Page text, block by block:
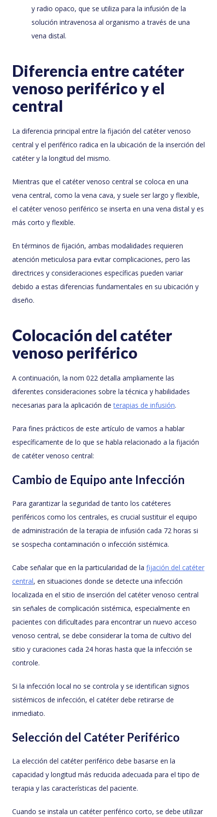
y radio opaco, que se utiliza para la infusión de la
solución intravenosa al organismo a través de una
vena distal.
Diferencia entre catéter
venoso periférico y el
central
La diferencia principal entre la fijación del catéter venoso
central y el periférico radica en la ubicación de la inserción del
catéter y la longitud del mismo.
Mientras que el catéter venoso central se coloca en una
vena central, como la vena cava, y suele ser largo y flexible,
el catéter venoso periférico se inserta en una vena distal y es
más corto y flexible.
En términos de fijación, ambas modalidades requieren
atención meticulosa para evitar complicaciones, pero las
directrices y consideraciones específicas pueden variar
debido a estas diferencias fundamentales en su ubicación y
diseño.
Colocación del catéter
venoso periférico
A continuación, la nom 022 detalla ampliamente las
diferentes consideraciones sobre la técnica y habilidades
necesarias para la aplicación deterapias de infusión.
Para fines prácticos de este artículo de vamos a hablar
específicamente de lo que se habla relacionado a la fijación
de catéter venoso central:
Cambio de Equipo ante Infección
Para garantizar la seguridad de tanto los catéteres
periféricos como los centrales, es crucial sustituir el equipo
de administración de la terapia de infusión cada 72 horas si
se sospecha contaminación o infección sistémica.
Cabe señalar que en la particularidad de la fijación del catéter
central, en situaciones donde se detecte una infección
localizada en el sitio de inserción del catéter venoso central
sin señales de complicación sistémica, especialmente en
pacientes con dificultades para encontrar un nuevo acceso
venoso central, se debe considerar la toma de cultivo del
sitio y curaciones cada 24 horas hasta que la infección se
controle.
Si la infección local no se controla y se identifican signos
sistémicos de infección, el catéter debe retirarse de
inmediato.
Selección del Catéter Periférico
La elección del catéter periférico debe basarse en la
capacidad y longitud más reducida adecuada para el tipo de
terapia y las características del paciente.
Cuando se instala un catéter periférico corto, se debe utilizar